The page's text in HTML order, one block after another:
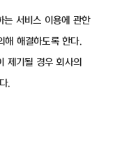
는 서비스 이용에 관한
해 해결하도록 한다.
제기될 경우 회사의
.